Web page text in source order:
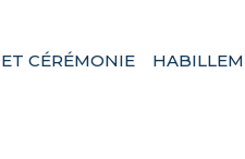
CÉRÉMONIE